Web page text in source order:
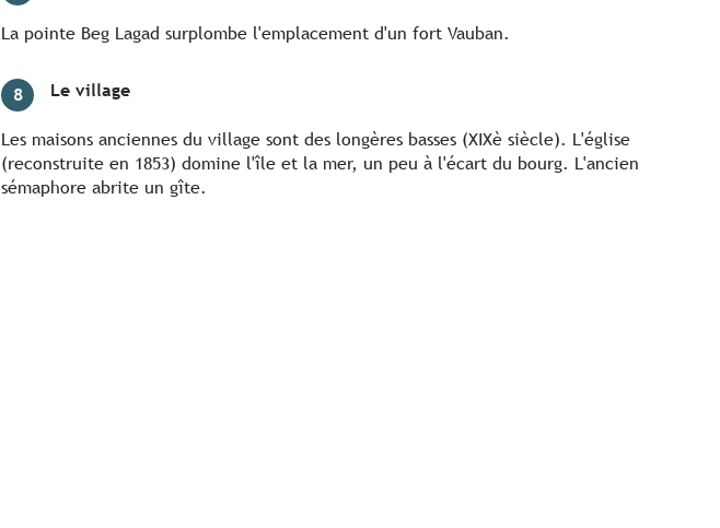
La pointe Beg Lagad surplombe l'emplacement d'un fort Vauban.
8 Le village
Les maisons anciennes du village sont des longères basses (XIXè siècle). L'église
(reconstruite en 1853) domine l'île et la mer, un peu à l'écart du bourg. L'ancien
sémaphore abrite un gîte.